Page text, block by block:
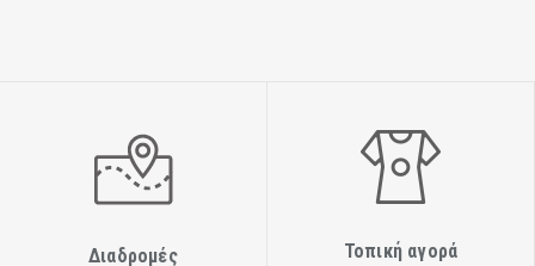
Διαδρομές Τοπική αγορά